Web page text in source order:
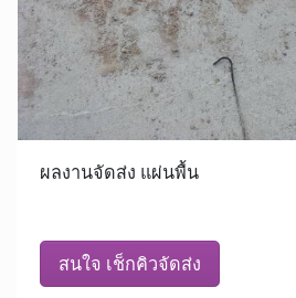
ผลงานจัดส่ง แผ่นพื้น
สนใจ เช็กคิวจัดส่ง